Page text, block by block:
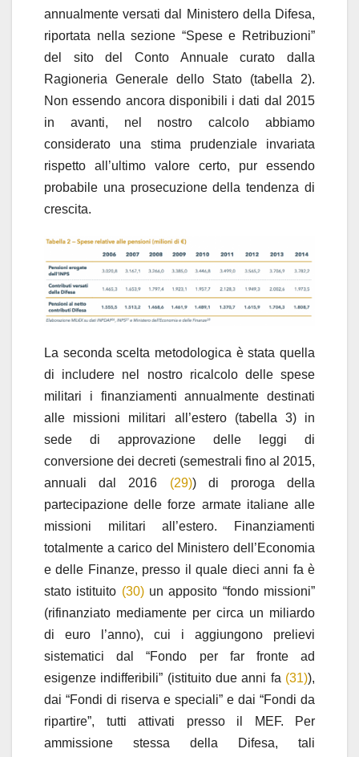
annualmente versati dal Ministero della Difesa,
riportata nella sezione “Spese e Retribuzioni”
del sito del Conto Annuale curato dalla
Ragioneria Generale dello Stato (tabella 2).
Non essendo ancora disponibili i dati dal 2015
in avanti, nel nostro calcolo abbiamo
considerato una stima prudenziale invariata
rispetto all’ultimo valore certo, pur essendo
probabile una prosecuzione della tendenza di
crescita.
La seconda scelta metodologica è stata quella
di includere nel nostro ricalcolo delle spese
militari i finanziamenti annualmente destinati
alle missioni militari all’estero (tabella 3) in
sede di approvazione delle leggi di
conversione dei decreti (semestrali fino al 2015,
annuali dal 2016 (29)) di proroga della
partecipazione delle forze armate italiane alle
missioni militari all’estero. Finanziamenti
totalmente a carico del Ministero dell’Economia
e delle Finanze, presso il quale dieci anni fa è
stato istituito (30)un apposito “fondo missioni”
(rifinanziato mediamente per circa un miliardo
di euro l’anno), cui i aggiungono prelievi
sistematici dal “Fondo per far fronte ad
esigenze indifferibili” (istituito due anni fa (31)),
dai “Fondi di riserva e speciali” e dai “Fondi da
ripartire”, tutti attivati presso il MEF. Per
ammissione stessa della Difesa, tali